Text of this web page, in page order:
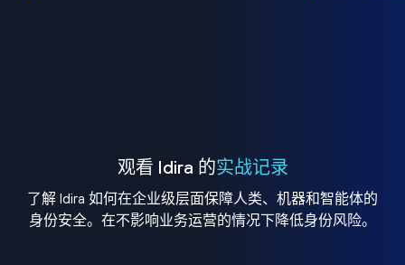
观看 Idira 的实战记录
了解 Idira 如何在企业级层面保障人类、机器和智能体的
身份安全。在不影响业务运营的情况下降低身份风险。